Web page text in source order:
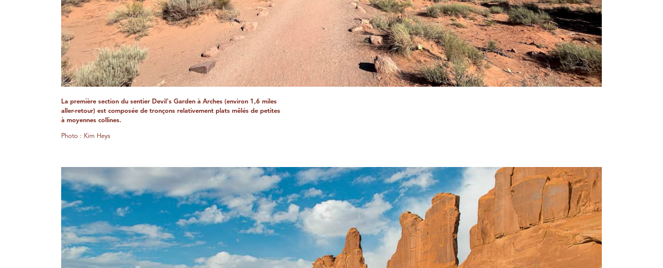
La première section du sentier Devil's Garden à Arches (environ 1,6 miles
aller-retour) est composée de tronçons relativement plats mêlés de petites
à moyennes collines.
Photo : Kim Heys